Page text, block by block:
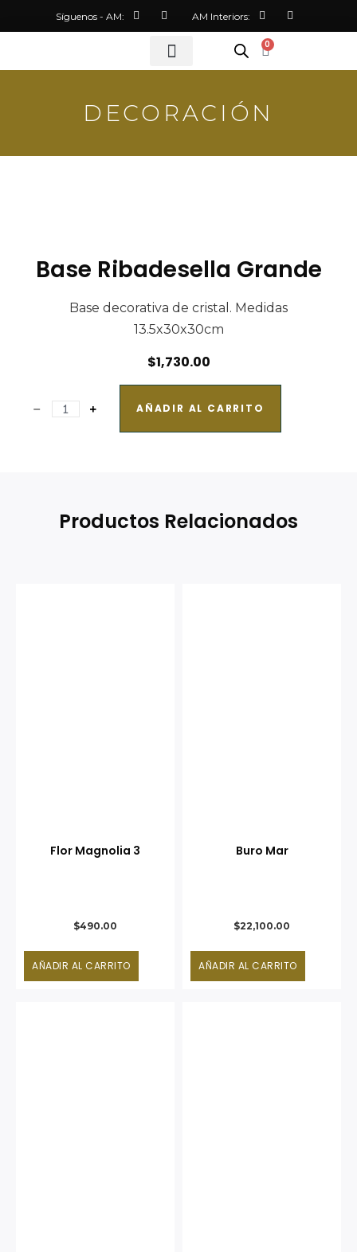
Síguenos - AM: AM Interiors:
0
DECORACIÓN
Base Ribadesella Grande
Base decorativa de cristal. Medidas
13.5x30x30cm
$1,730.00
AÑADIR AL CARRITO
Productos Relacionados
Flor Magnolia 3
$490.00
AÑADIR AL CARRITO
Buro Mar
$22,100.00
AÑADIR AL CARRITO